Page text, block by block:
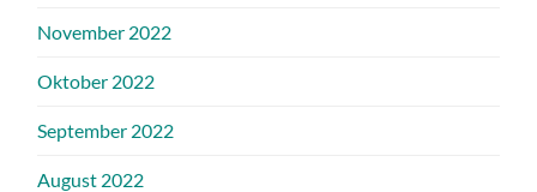
November 2022
Oktober 2022
September 2022
August 2022